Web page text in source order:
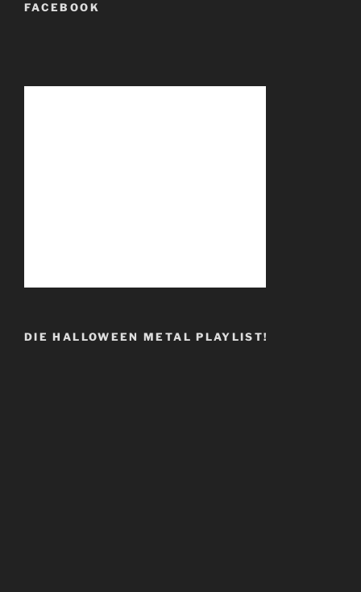
FACEBOOK
DIE HALLOWEEN METAL PLAYLIST!